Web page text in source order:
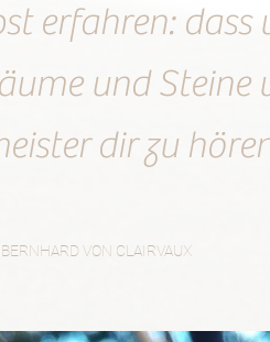
erfahren:
und
dir zu
BERNHARD VON CLAIRVAUX